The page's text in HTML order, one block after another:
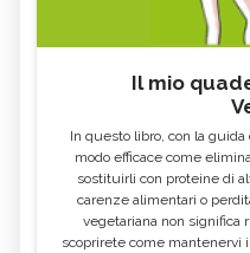
Il mio
In questo libro, con la
modo efficace come
sostituirli con proteine di
carenze alimentari o
vegetariana non significa
scoprirete come mantenervi